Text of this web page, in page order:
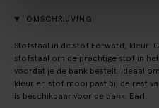
OMSCHRIJVING
Stofstaal in de stof Forward, kleur:
stofstaal om de prachtige stof in
voordat je de bank bestelt. Ideaal
kleur en stof mooi past bij de rest
is beschikbaar voor de bank: Earl.